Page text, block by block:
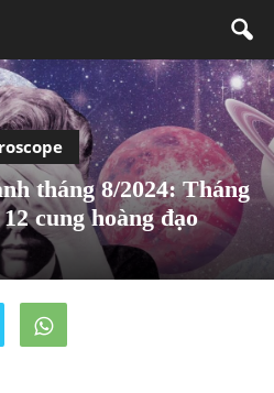
tháng 8/2024: Tháng
cung hoàng đạo